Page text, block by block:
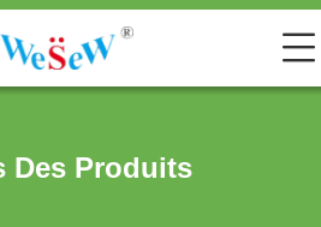
Des Produits